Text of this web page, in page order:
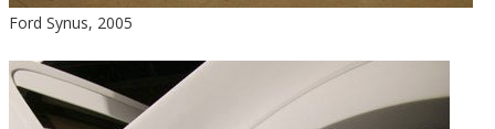
Ford Synus, 2005